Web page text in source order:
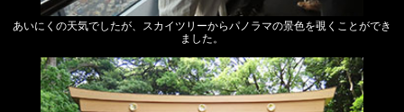
あいにくの天気でしたが、スカイツリーからパノラマの景色を覗くことができ
ました。